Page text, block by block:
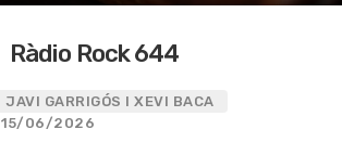
Ràdio Rock 644
JAVI GARRIGÓS I XEVI BACA
15/06/2026